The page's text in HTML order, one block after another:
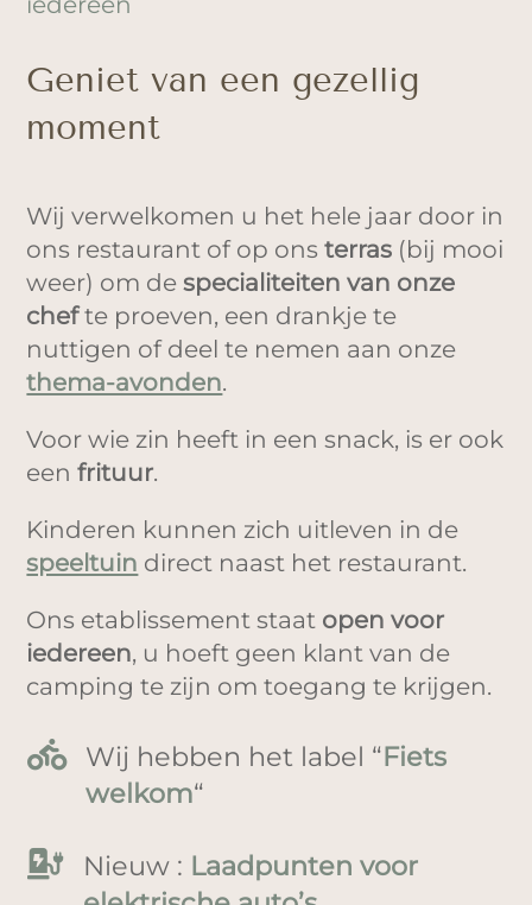
Geniet van een gezellig
moment
Wij verwelkomen u het hele jaar door in
ons restaurant of op onsterras (bij mooi
weer) om despecialiteiten van onze
chefte proeven, een drankje te
nuttigen of deel te nemen aan onze
thema-avonden.
Voor wie zin heeft in een snack, is er ook
eenfrituur.
Kinderen kunnen zich uitleven in de
speeltuin direct naast het restaurant.
Ons etablissement staat open voor
iedereen, u hoeft geen klant van de
camping te zijn om toegang te krijgen.
 Wij hebben het label “Fiets
welkom“
 Nieuw : Laadpunten voor